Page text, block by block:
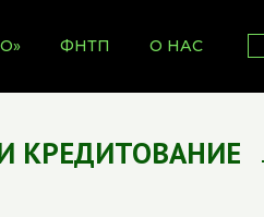
ФНТП О НАС
КРЕДИТОВАНИЕ